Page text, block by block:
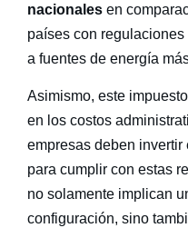
nacionales en
países con
a fuentes de energía
Asimismo, este
en los costos
empresas deben
para cumplir con estas
no solamente implican
configuración, sino